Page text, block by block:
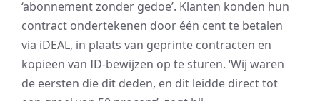
‘abonnement zonder gedoe’. Klanten konden hun
contract ondertekenen door één cent te betalen
via iDEAL, in plaats van geprinte contracten en
kopieën van ID-bewijzen op te sturen. ‘Wij waren
de eersten die dit deden, en dit leidde direct tot